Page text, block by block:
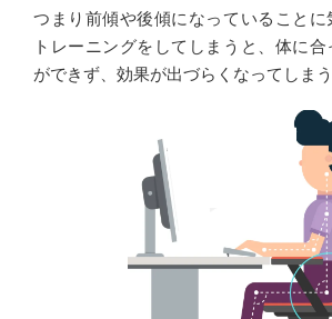
つまり前傾や後傾になっていること
トレーニングをしてしまうと、体に
ができず、効果が出づらくなってしまう